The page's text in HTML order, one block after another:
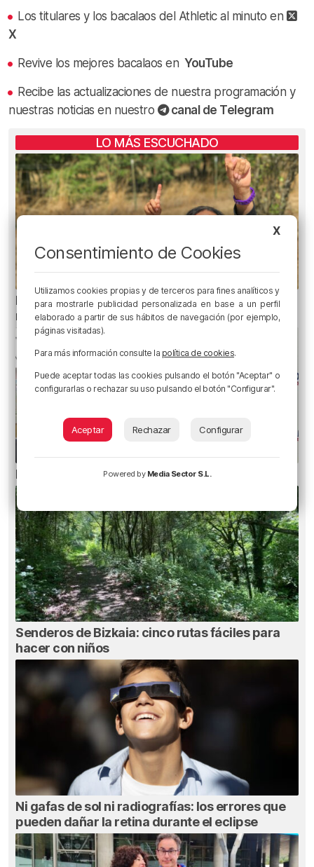
Los titulares y los bacalaos del Athletic al minuto en
X
Revive los mejores bacalaos en YouTube
Recibe las actualizaciones de nuestra programación y
nuestras noticias en nuestro
canal de Telegram
LO MÁS ESCUCHADO
El aviso de los pediatras ante el eclipse: una
mirada puede causar daños irreversibles
El bilbaíno que opta a un récord Guinness
Senderos de Bizkaia: cinco rutas fáciles para
hacer con niños
Ni gafas de sol ni radiografías: los errores que
pueden dañar la retina durante el eclipse
X
Consentimiento de Cookies
Utilizamos cookies propias y de terceros para fines analíticos y
para mostrarle publicidad personalizada en base a un perfil
elaborado a partir de sus hábitos de navegación (por ejemplo,
páginas visitadas).
Para más información consulte la política de cookies.
Puede aceptar todas las cookies pulsando el botón "Aceptar" o
configurarlas o rechazar su uso pulsando el botón "Configurar".
Aceptar Rechazar Configurar
Powered by Media Sector S.L.